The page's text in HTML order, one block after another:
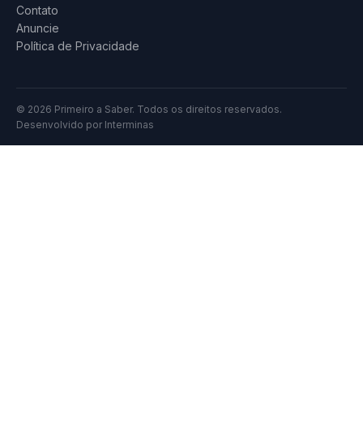
Contato
Anuncie
Política de Privacidade
© 2026 Primeiro a Saber. Todos os direitos reservados.
Desenvolvido por Interminas